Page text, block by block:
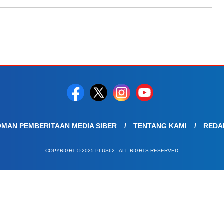
PEMBERITAAN MEDIA SIBER TENTANG KAMI
COPYRIGHT © 2025 PLUS62 - ALL RIGHTS RESERVED